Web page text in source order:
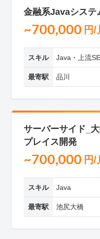
金融系Javaシステ
~700,000 円/
スキル Java・上流SE
最寄駅 品川
サーバーサイド_
プレイス開発
~700,000 円/
スキル Java
最寄駅 池尻大橋